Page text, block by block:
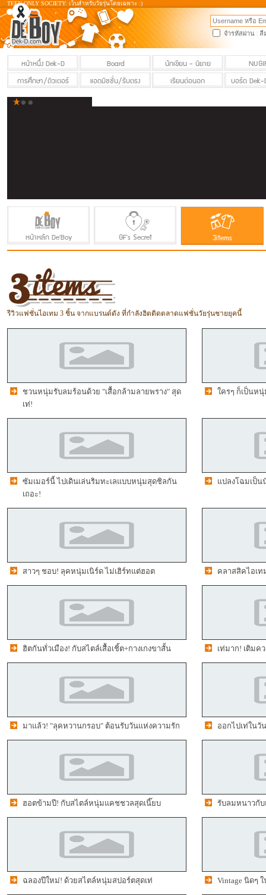
TEEN ONLY SOCIETY: เว็บสำหรับวัยรุ่นโดยเฉพาะ :)
จำรหัสผ่าน ลื
หน้าหนึ่ง Dek-D Board นักเขียน - นิยาย
การศึกษา/ติวเตอร์
แอดมิชชั่น/รับตรง เรียนต่อนอก บอร์ด
หน้าหลัก De'Boy GF's Secret 3items
รีวิวแฟชั่นไอเทม 3 ชิ้น จากแบรนด์ดัง ที่กำลังฮิตติดตลาดแฟชั่นวัยรุ่นชายยุคนี้
ชวนหนุ่มรับลมร้อนด้วย "เสื้อกล้ามลายพราง" สุด
เท่!
ใครๆ ก็เป็นหนุ่
ซัมเมอร์นี้ ไปเดินเล่นริมทะเลแบบหนุ่มสุดชิลกัน
เถอะ!
แปลงโฉมเป็น
สาวๆ ชอบ! ลุคหนุ่มเนิร์ด ไม่เฮิร์ทแต่ฮอต คลาสสิคไอเท
ฮิตกันทั่วเมือง! กับสไตล์เสื้อเชิ้ต+กางเกงขาสั้น เท่มาก! เติมค
มาแล้ว! "ลุคหวานกรอบ" ต้อนรับวันแห่งความรัก ออกไปเท่ใน
ฮอตข้ามปี! กับสไตล์หนุ่มแคชชวลสุดเนี๊ยบ รับลมหนาวกั
ฉลองปีใหม่! ด้วยสไตล์หนุ่มสปอร์ตสุดเท่ Vintage นิดๆ